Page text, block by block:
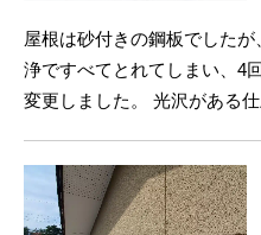
屋根は砂付きの鋼板でした
浄ですべてとれてしまい、4
変更しました。 光沢がある